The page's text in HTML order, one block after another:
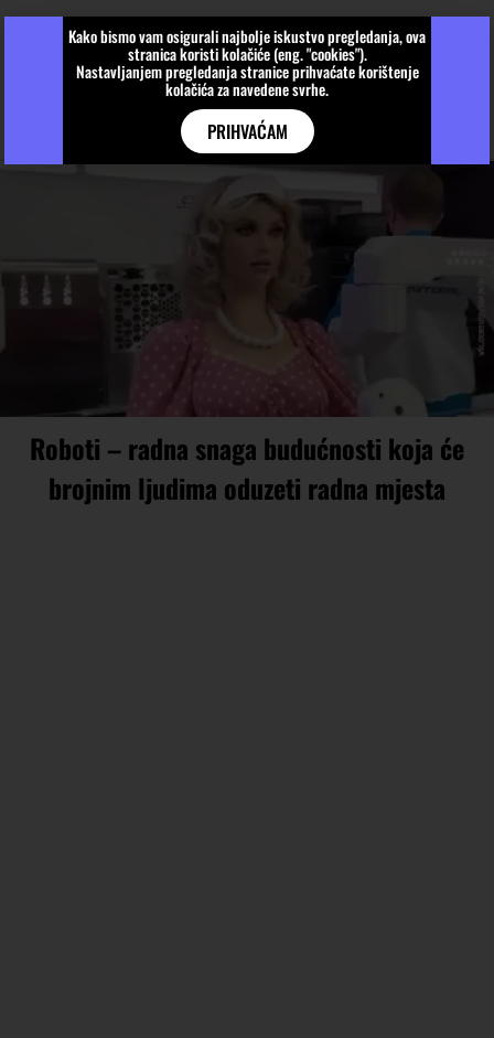
Roboti – radna snaga budućnosti koja će
brojnim ljudima oduzeti radna mjesta
Kako bismo vam osigurali najbolje iskustvo pregledanja, ova
stranica koristi kolačiće (eng. "cookies").
Nastavljanjem pregledanja stranice prihvaćate korištenje
kolačića za navedene svrhe.
PRIHVAĆAM